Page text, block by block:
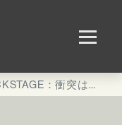
ャンス！？チームでの意見対立をどう活かすか